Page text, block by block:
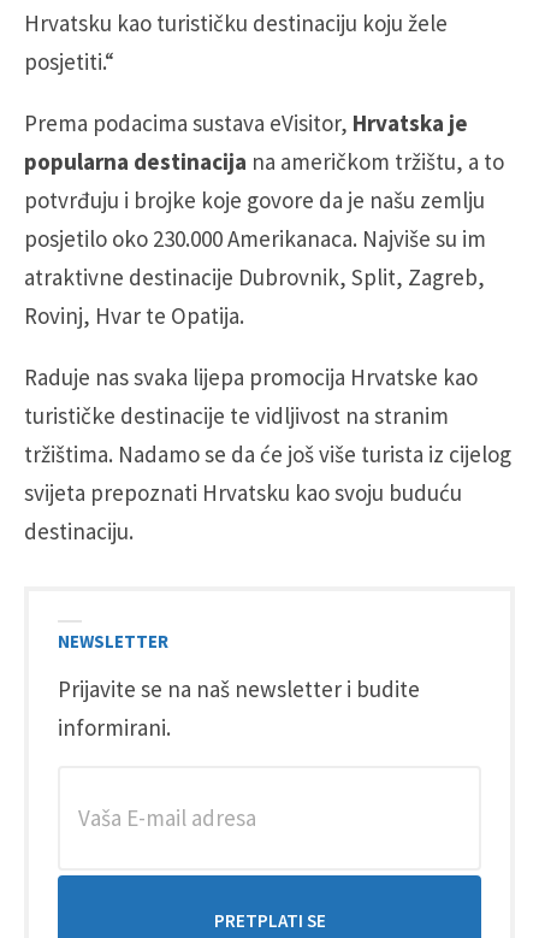
Hrvatsku kao turističku destinaciju koju žele
posjetiti.“
Prema podacima sustava eVisitor, Hrvatska je
popularna destinacija na američkom tržištu, a to
potvrđuju i brojke koje govore da je našu zemlju
posjetilo oko 230.000 Amerikanaca. Najviše su im
atraktivne destinacije Dubrovnik, Split, Zagreb,
Rovinj, Hvar te Opatija.
Raduje nas svaka lijepa promocija Hrvatske kao
turističke destinacije te vidljivost na stranim
tržištima. Nadamo se da će još više turista iz cijelog
svijeta prepoznati Hrvatsku kao svoju buduću
destinaciju.
NEWSLETTER
Prijavite se na naš newsletter i budite
informirani.